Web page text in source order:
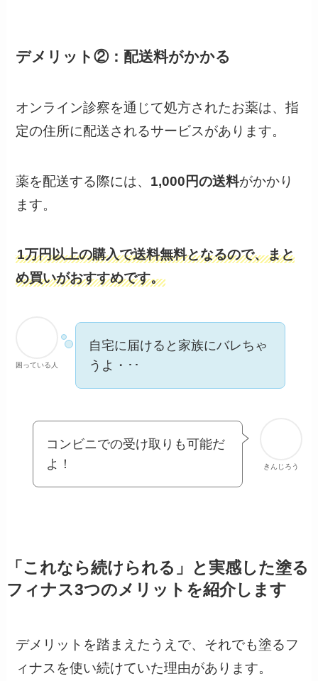
デメリット②：配送料がかかる
オンライン診察を通じて処方されたお薬は、指
定の住所に配送されるサービスがあります。
薬を配送する際には、 1,000円の送料がかかり
ます。
1万円以上の購入で送料無料となるので、まと
め買いがおすすめです。
困っている人
自宅に届けると家族にバレちゃ
うよ・･･
きんじろう
コンビニでの受け取りも可能だ
よ！
「これなら続けられる」と実感した塗る
フィナス3つのメリットを紹介します
デメリットを踏まえたうえで、それでも塗るフ
ィナスを使い続けていた理由があります。